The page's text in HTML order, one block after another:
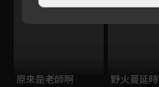
原來是老師啊 野火蔓延時